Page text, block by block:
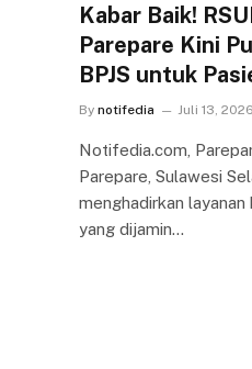
Kabar Baik!
Parepare Kini
BPJS untuk
By notifedia Juli 13, 2026
Notifedia.com,
Parepare, Sulawesi
menghadirkan
yang dijamin…